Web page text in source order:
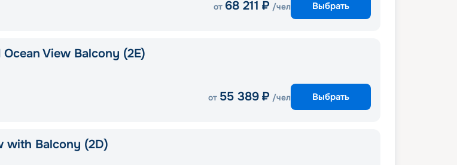
от 68 211 ₽ /чел Выбрать
View Balcony (2E)
от 55 389 ₽ /чел Выбрать
with Balcony (2D)